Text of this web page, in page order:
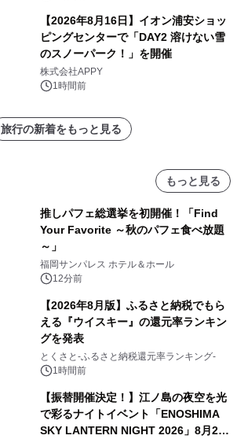
【2026年8月16日】イオン浦安ショッ
ピングセンターで「DAY2 溶けない雪
のスノーパーク！」を開催
株式会社APPY
1時間前
旅行の新着をもっと見る
もっと見る
推しパフェ総選挙を初開催！「Find
Your Favorite ～秋のパフェ食べ放題
～」
福岡サンパレス ホテル＆ホール
12分前
【2026年8月版】ふるさと納税でもら
える『ウイスキー』の還元率ランキン
グを発表
とくさと-ふるさと納税還元率ランキング-
1時間前
【振替開催決定！】江ノ島の夜空を光
で彩るナイトイベント「ENOSHIMA
SKY LANTERN NIGHT 2026」8月22